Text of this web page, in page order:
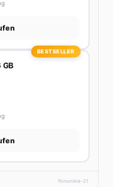
BESTSELLER
fhmonline-21